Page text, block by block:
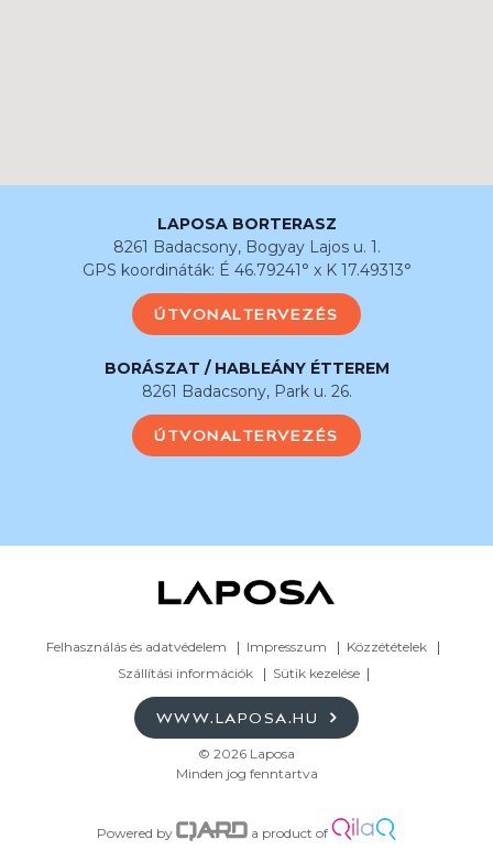
LAPOSA BORTERASZ
8261 Badacsony, Bogyay Lajos u. 1.
GPS koordináták: É 46.79241° x K 17.49313°
ÚTVONALTERVEZÉS
BORÁSZAT / HABLEÁNY ÉTTEREM
8261 Badacsony, Park u. 26.
ÚTVONALTERVEZÉS
Felhasználás és adatvédelem Impresszum
Közzétételek
Szállítási információk
Sütik kezelése
WWW.LAPOSA.HU
© 2026 Laposa
Minden jog fenntartva
Powered by a product of